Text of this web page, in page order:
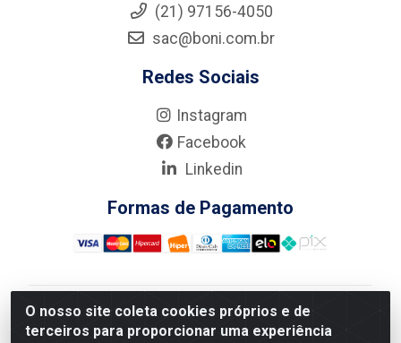
O nosso site coleta cookies próprios e de
terceiros para proporcionar uma experiência
(21) 97156-4050
sac@boni.com.br
Redes Sociais
Instagram
Facebook
Linkedin
Formas de Pagamento
Nova Boni Distribuidora de Material de Construção LTDA
- Rua Alice Tibiriçá, 330 - Vila Da Penha, Rio de